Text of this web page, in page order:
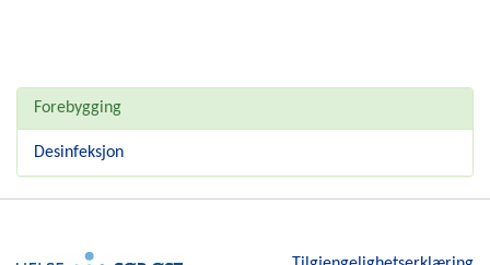
Forebygging
Desinfeksjon